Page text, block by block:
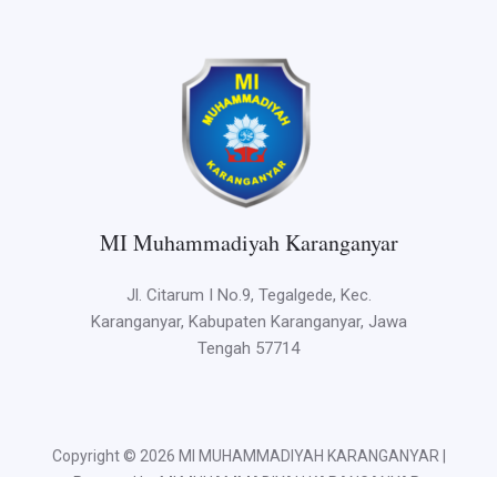
MI Muhammadiyah Karanganyar
Jl. Citarum I No.9, Tegalgede, Kec.
Karanganyar, Kabupaten Karanganyar, Jawa
Tengah 57714
Copyright © 2026 MI MUHAMMADIYAH KARANGANYAR |